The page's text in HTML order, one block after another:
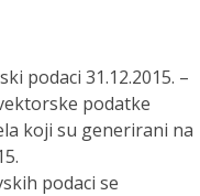
podaci 31.12.2015. –
podatke
koji su generirani na
podaci se